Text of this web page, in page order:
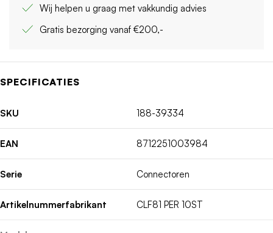
Wij helpen u graag met vakkundig advies
Gratis bezorging vanaf €200,-
SPECIFICATIES
SKU 188-39334
EAN 8712251003984
Serie Connectoren
Artikelnummerfabrikant CLF81 PER 10ST